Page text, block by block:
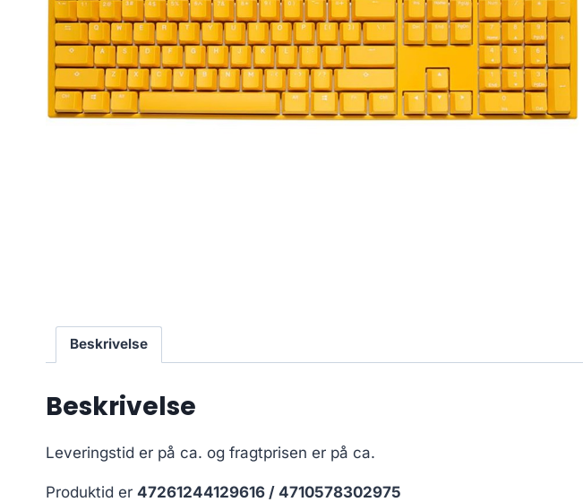
Beskrivelse
Beskrivelse
Leveringstid er på ca. og fragtprisen er på ca.
Produktid er 47261244129616 / 4710578302975